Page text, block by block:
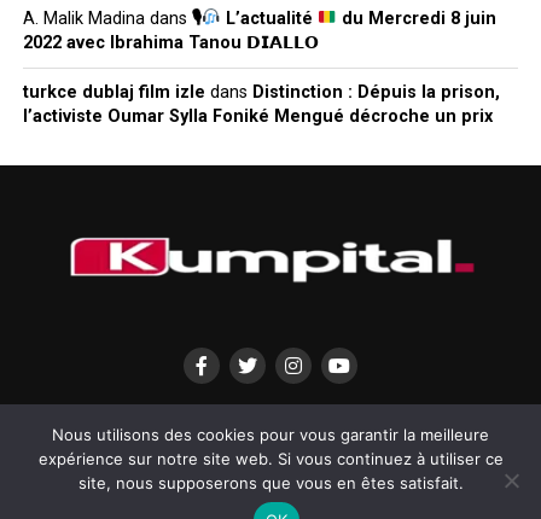
A. Malik Madinadans 🎙 L’actualité
du Mercredi 8 juin
2022 avec Ibrahima Tanou 𝗗𝗜𝗔𝗟𝗟𝗢
turkce dublaj film izle dans Distinction : Dépuis la prison,
l’activiste Oumar Sylla Foniké Mengué décroche un prix
QUI SOMMES-NOUS? MENTIONS LÉGALES CONTACTEZ-NOUS
Nous utilisons des cookies pour vous garantir la meilleure
expérience sur notre site web. Si vous continuez à utiliser ce
site, nous supposerons que vous en êtes satisfait.